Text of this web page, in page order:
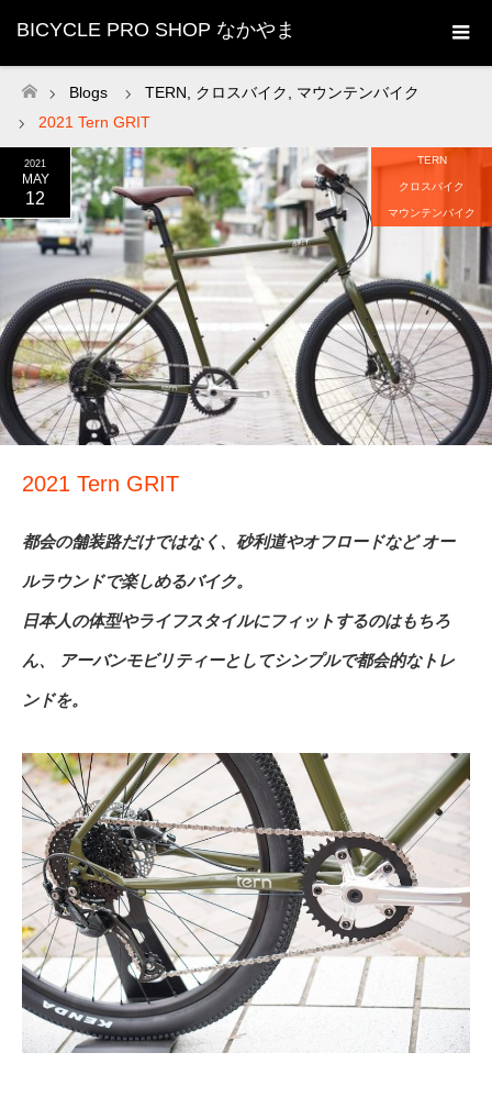
BICYCLE PRO SHOP なかやま
ホーム
Blogs TERN クロスバイク
マウンテンバイク
2021 Tern GRIT
2021
MAY
12
TERN
クロスバイク
マウンテンバイク
2021 Tern GRIT
都会の舗装路だけではなく、砂利道やオフロードなど オー
ルラウンドで楽しめるバイク。
日本人の体型やライフスタイルにフィットするのはもちろ
ん、 アーバンモビリティーとしてシンプルで都会的なトレ
ンドを。